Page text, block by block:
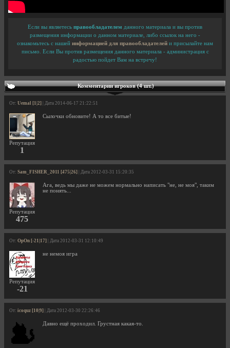
Если вы являетесь правообладателем данного материала и вы против
размещения информации о данном материале, либо ссылок на него -
ознакомьтесь с нашей информацией для правообладателей и присылайте нам
письмо. Если Вы против размещения данного материала - администрация с
радостью пойдет Вам на встречу!
Комментарии игроков (4 шт.)
От: Uemal [1|2] | Дата 2014-06-17 21:22:51
Репутация
1
Сылочки обновите! А то все битые!
От: Sam_FISHER_2011 [475|26] | Дата 2012-03-31 15:20:35
Репутация
475
Ага, ведь мы даже не можем нормально написать "не, не моя", таким
не понять...
От: OpOn [-21|17] | Дата 2012-03-31 12:10:49
Репутация
-21
не немоя игра
От: icoquz [10|9] | Дата 2012-03-30 22:26:46
Давно ещё проходил. Грустная какая-то.